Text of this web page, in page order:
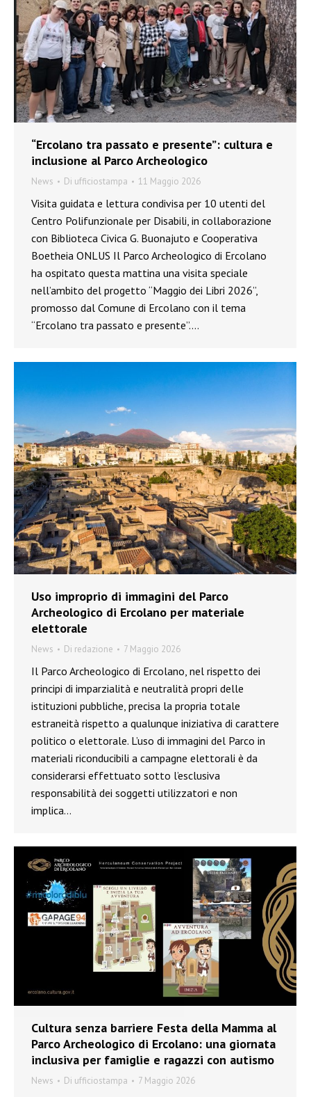
“Ercolano tra passato e presente”: cultura e
inclusione al Parco Archeologico
News Di ufficiostampa 11 Maggio 2026
Visita guidata e lettura condivisa per 10 utenti del
Centro Polifunzionale per Disabili, in collaborazione
con Biblioteca Civica G. Buonajuto e Cooperativa
Boetheia ONLUS Il Parco Archeologico di Ercolano
ha ospitato questa mattina una visita speciale
nell’ambito del progetto “Maggio dei Libri 2026”,
promosso dal Comune di Ercolano con il tema
“Ercolano tra passato e presente”.…
Uso improprio di immagini del Parco
Archeologico di Ercolano per materiale
elettorale
News Di redazione 7 Maggio 2026
Il Parco Archeologico di Ercolano, nel rispetto dei
principi di imparzialità e neutralità propri delle
istituzioni pubbliche, precisa la propria totale
estraneità rispetto a qualunque iniziativa di carattere
politico o elettorale. L’uso di immagini del Parco in
materiali riconducibili a campagne elettorali è da
considerarsi effettuato sotto l’esclusiva
responsabilità dei soggetti utilizzatori e non
implica…
Cultura senza barriere Festa della Mamma al
Parco Archeologico di Ercolano: una giornata
inclusiva per famiglie e ragazzi con autismo
News Di ufficiostampa 7 Maggio 2026